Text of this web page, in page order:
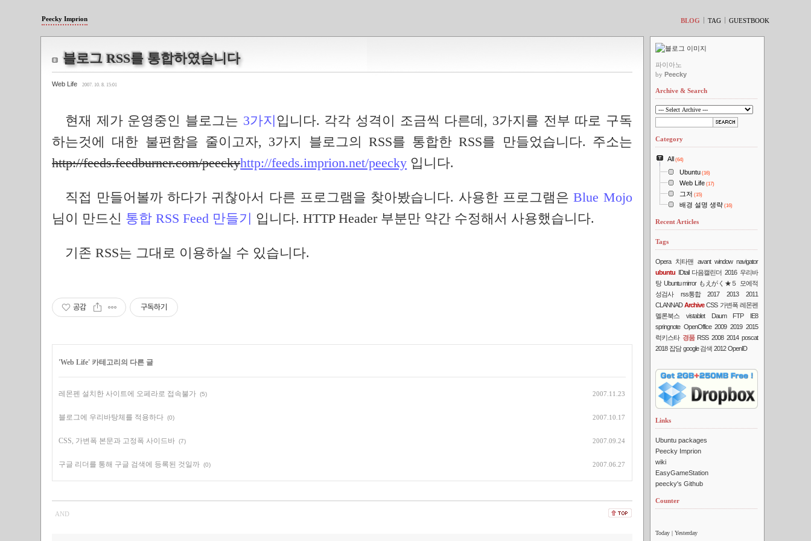
Peecky Imprion BLOG TAG GUESTBOOK
블로그 RSS를 통합하였습니다
Web Life 2007. 10. 8. 15:01
현재 제가 운영중인 블로그는 3가지 입니다. 각각 성격이 조금씩 다른데, 3가지를 전부 따로 구독
하는것에 대한 불편함을 줄이고자, 3가지 블로그의 RSS를 통합한 RSS를 만들었습니다. 주소는
http://feeds.feedburner.com/peeckyhttp://feeds.imprion.net/peecky 입니다.
직접 만들어볼까 하다가 귀찮아서 다른 프로그램을 찾아봤습니다. 사용한 프로그램은Blue Mojo
님이 만드신 통합 RSS Feed 만들기 입니다. HTTP Header 부분만 약간 수정해서 사용했습니다.
기존 RSS는 그대로 이용하실 수 있습니다.
공감 구독하기
'Web Life' 카테고리의 다른 글
레몬펜 설치한 사이트에 오페라로 접속불가 (5) 2007.11.23
블로그에 우리바탕체를 적용하다 (0) 2007.10.17
CSS, 가변폭 본문과 고정폭 사이드바 (7) 2007.09.24
구글 리더를 통해 구글 검색에 등록된 것일까 (0) 2007.06.27
AND
파이아노
by Peecky
Archive & Search
Category
All (64)
Ubuntu (16)
Web Life(17)
그저 (15)
배경 설명 생략(16)
Recent Articles
Tags
Opera 치타맨 avant window navigator
ubuntu IDtail 다음캘린더 2016 우리바
탕 Ubuntu mirror もえがく★５
모에적
성검사
rss통합 2017 2013
2011
CLANNAD Archive CSS 가변폭 레몬펜
멜론북스
vistablet Daum FTP
IE8
springnote OpenOffice 2009 2019 2015
럭키스타 경품 RSS 2008 2014 poscat
2018 잡담 google 검색 2012 OpenID
Links
Ubuntu packages
Peecky Imprion
wiki
EasyGameStation
peecky's Github
Counter
Today | Yesterday